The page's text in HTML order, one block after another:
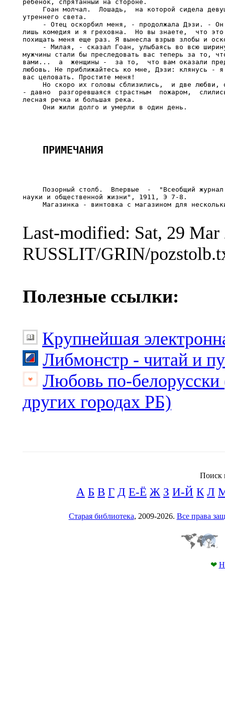
ребенок, спрятанный на стороне.
Гоан молчал.  Лошадь,  на которой сидела
утреннего света.
- Отец оскорбил меня, - продолжала Дэзи. -
лишь комедия и я греховна.  Но вы знаете,  что
похищать меня еще раз. Я вынесла взрыв злобы и
- Милая, - сказал Гоан, улыбаясь во всю
мужчины стали бы преследовать вас теперь за то,
вами...  а  женщины -  за то,  что вам оказали
любовь. Не приближайтесь ко мне, Дэзи: клянусь -
вас целовать. Простите меня!
Но скоро их головы сблизились,  и две любви,
- давно  разгоревшаяся страстным  пожаром,
лесная речка и большая река.
Позорный столб.  Впервые  -  "Всеобщий
науки и общественной жизни", 1911, Э 7-8.
Магазинка - винтовка с магазином для
Last-modified: Sat, 29
RUSSLIT/GRIN/
Полезные ссылки:
Крупнейшая
Либмонстр - читай и
Любовь по-белорусски
других городах РБ)
Поиск
А Б В Г Д Е-Ё Ж З И-Й К Л
Старая библиотека, 2009-2026. Все права
❤